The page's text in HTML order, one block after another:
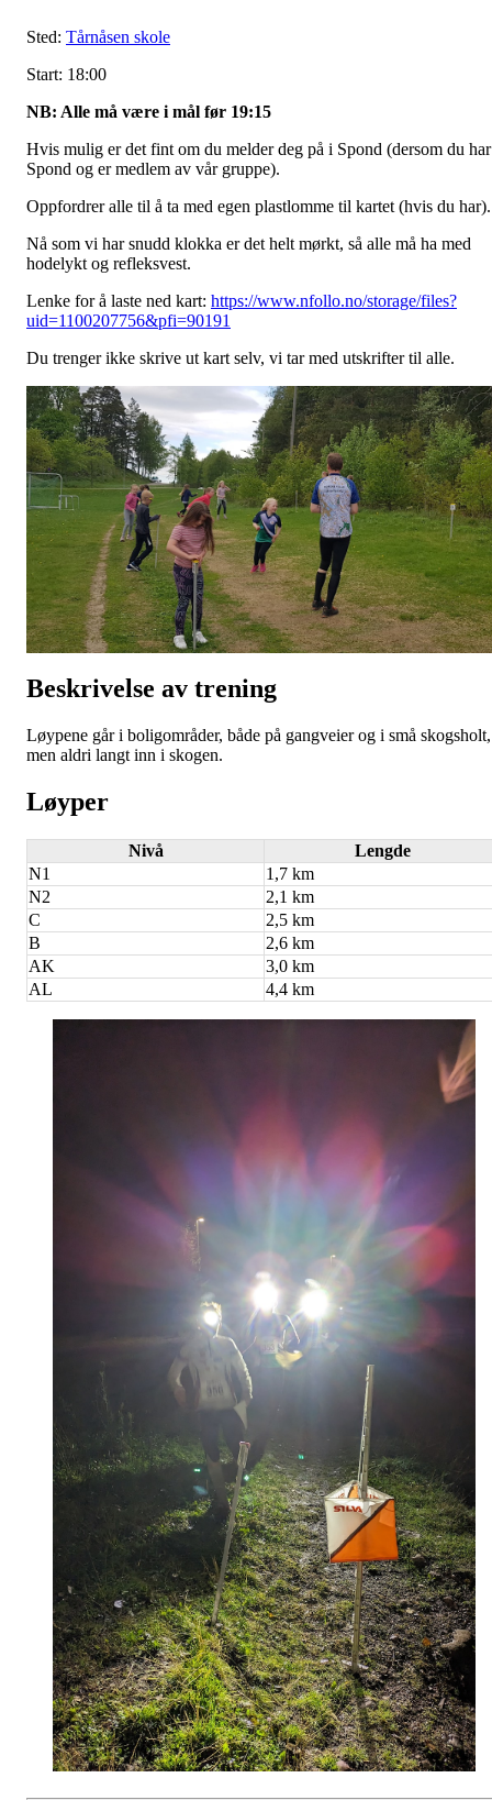
Sted: Tårnåsen skole
Start: 18:00
NB: Alle må være i mål før 19:15
Hvis mulig er det fint om du melder deg på i Spond (dersom du har
Spond og er medlem av vår gruppe).
Oppfordrer alle til å ta med egen plastlomme til kartet (hvis du har).
Nå som vi har snudd klokka er det helt mørkt, så alle må ha med
hodelykt og refleksvest.
Lenke for å laste ned kart: https://www.nfollo.no/storage/files?
uid=1100207756&pfi=90191
Du trenger ikke skrive ut kart selv, vi tar med utskrifter til alle.
Beskrivelse av trening
Løypene går i boligområder, både på gangveier og i små skogsholt,
men aldri langt inn i skogen.
Løyper
Nivå
Lengde
N1
1,7 km
N2
2,1 km
C
2,5 km
B
2,6 km
AK
3,0 km
AL
4,4 km